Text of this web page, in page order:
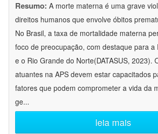
Resumo: A morte materna é uma grave
direitos humanos que envolve óbitos
No Brasil, a taxa de mortalidade materna
foco de preocupação, com destaque para a
e o Rio Grande do Norte(DATASUS, 2023).
atuantes na APS devem estar capacitados
fatores que podem comprometer a vida da
ge...
leia mais